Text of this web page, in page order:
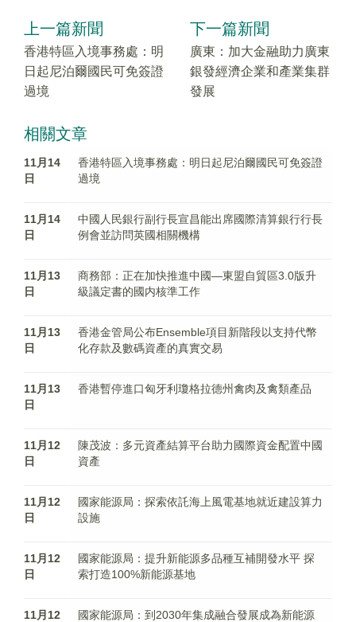
上一篇新聞
香港特區入境事務處：明
日起尼泊爾國民可免簽證
過境
下一篇新聞
廣東：加大金融助力廣東
銀發經濟企業和產業集群
發展
相關文章
11月14
日
香港特區入境事務處：明日起尼泊爾國民可免簽證
過境
11月14
日
中國人民銀行副行長宣昌能出席國際清算銀行行長
例會並訪問英國相關機構
11月13
日
商務部：正在加快推進中國—東盟自貿區3.0版升
級議定書的國内核準工作
11月13
日
香港金管局公布Ensemble項目新階段以支持代幣
化存款及數碼資產的真實交易
11月13
日
香港暫停進口匈牙利瓊格拉德州禽肉及禽類產品
11月12
日
陳茂波：多元資產結算平台助力國際資金配置中國
資產
11月12
日
國家能源局：探索依託海上風電基地就近建設算力
設施
11月12
日
國家能源局：提升新能源多品種互補開發水平 探
索打造100%新能源基地
11月12
國家能源局：到2030年集成融合發展成為新能源